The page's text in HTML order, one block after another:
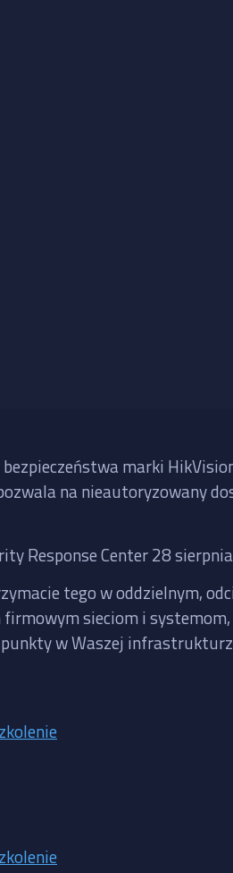
marki HikVision
na nieautoryzowany
Response Center 28
tego w oddzielnym,
sieciom i
w Waszej